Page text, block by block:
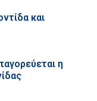
και
η